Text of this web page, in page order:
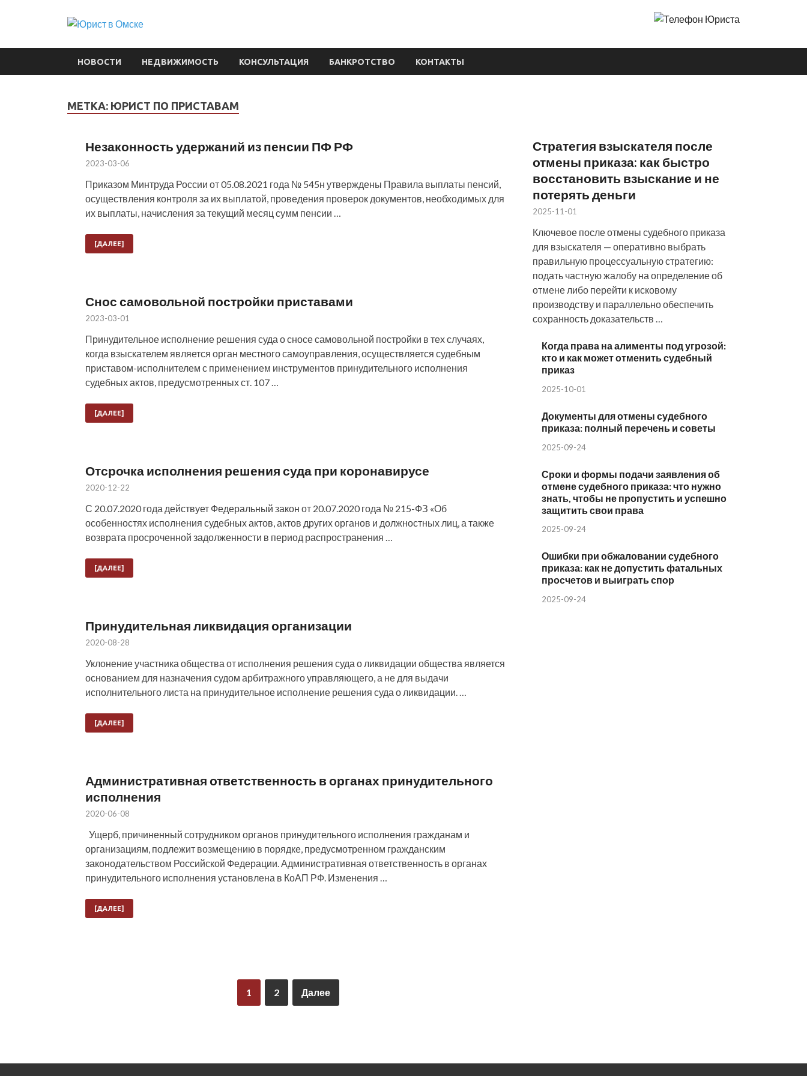
Юрист в Омске
НОВОСТИ НЕДВИЖИМОСТЬ КОНСУЛЬТАЦИЯ БАНКРОТСТВО КОНТАКТЫ
МЕТКА: ЮРИСТ ПО ПРИСТАВАМ
Незаконность удержаний из пенсии ПФ РФ
2023-03-06
Приказом Минтруда России от 05.08.2021 года № 545н утверждены Правила выплаты пенсий,
осуществления контроля за их выплатой, проведения проверок документов, необходимых для
их выплаты, начисления за текущий месяц сумм пенсии …
[ДАЛЕЕ]
Снос самовольной постройки приставами
2023-03-01
Принудительное исполнение решения суда о сносе самовольной постройки в тех случаях,
когда взыскателем является орган местного самоуправления, осуществляется судебным
приставом-исполнителем с применением инструментов принудительного исполнения
судебных актов, предусмотренных ст. 107 …
[ДАЛЕЕ]
Отсрочка исполнения решения суда при коронавирусе
2020-12-22
С 20.07.2020 года действует Федеральный закон от 20.07.2020 года № 215-ФЗ «Об
особенностях исполнения судебных актов, актов других органов и должностных лиц, а также
возврата просроченной задолженности в период распространения …
[ДАЛЕЕ]
Принудительная ликвидация организации
2020-08-28
Уклонение участника общества от исполнения решения суда о ликвидации общества является
основанием для назначения судом арбитражного управляющего, а не для выдачи
исполнительного листа на принудительное исполнение решения суда о ликвидации. …
[ДАЛЕЕ]
Административная ответственность в органах принудительного
исполнения
2020-06-08
Ущерб, причиненный сотрудником органов принудительного исполнения гражданам и
организациям, подлежит возмещению в порядке, предусмотренном гражданским
законодательством Российской Федерации. Административная ответственность в органах
принудительного исполнения установлена в КоАП РФ. Изменения …
[ДАЛЕЕ]
1 2 Далее
Стратегия взыскателя после
отмены приказа: как быстро
восстановить взыскание и не
потерять деньги
2025-11-01
Ключевое после отмены судебного приказа
для взыскателя — оперативно выбрать
правильную процессуальную стратегию:
подать частную жалобу на определение об
отмене либо перейти к исковому
производству и параллельно обеспечить
сохранность доказательств …
Когда права на алименты под угрозой:
кто и как может отменить судебный
приказ
2025-10-01
Документы для отмены судебного
приказа: полный перечень и советы
2025-09-24
Сроки и формы подачи заявления об
отмене судебного приказа: что нужно
знать, чтобы не пропустить и успешно
защитить свои права
2025-09-24
Ошибки при обжаловании судебного
приказа: как не допустить фатальных
просчетов и выиграть спор
2025-09-24